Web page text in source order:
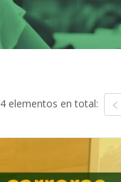
4 elementos en total: